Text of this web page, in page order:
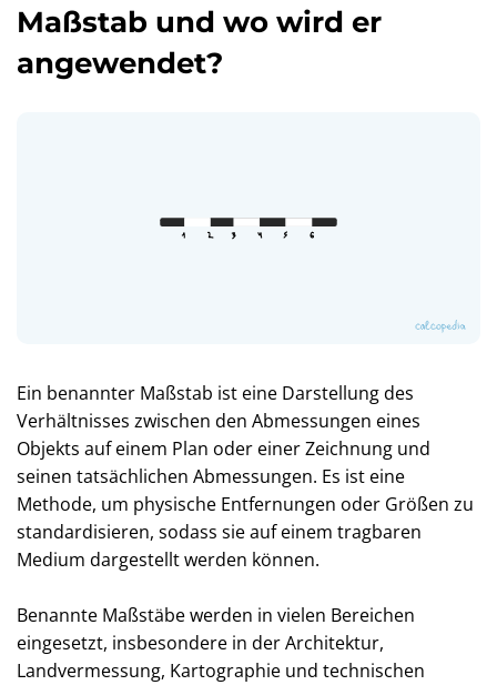
Maßstab und wo wird er
angewendet?
Ein benannter Maßstab ist eine Darstellung des
Verhältnisses zwischen den Abmessungen eines
Objekts auf einem Plan oder einer Zeichnung und
seinen tatsächlichen Abmessungen. Es ist eine
Methode, um physische Entfernungen oder Größen zu
standardisieren, sodass sie auf einem tragbaren
Medium dargestellt werden können.
Benannte Maßstäbe werden in vielen Bereichen
eingesetzt, insbesondere in der Architektur,
Landvermessung, Kartographie und technischen